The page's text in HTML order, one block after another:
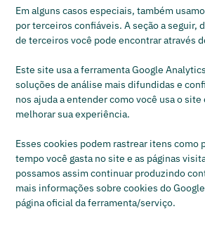
Em alguns casos especiais, também
por terceiros confiáveis. A seção a seguir,
de terceiros você pode encontrar através
Este site usa a ferramenta Google
soluções de análise mais difundidas e
nos ajuda a entender como você usa o
melhorar sua experiência.
Esses cookies podem rastrear itens como
tempo você gasta no site e as páginas
possamos assim continuar produzindo
mais informações sobre cookies do
página oficial da ferramenta/serviço.